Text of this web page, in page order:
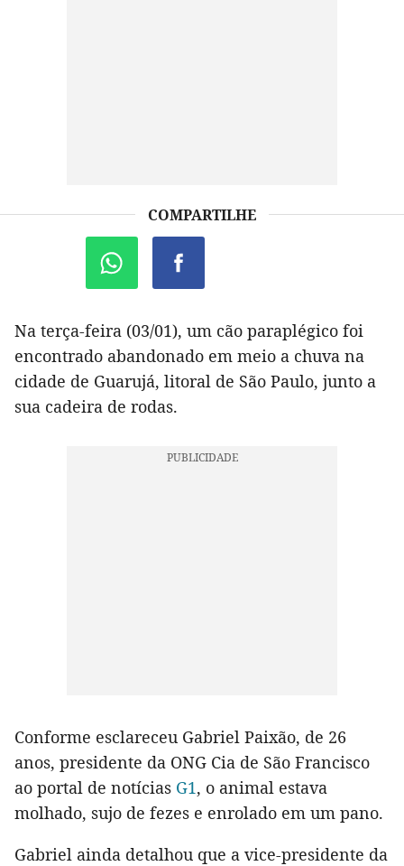
COMPARTILHE
Na terça-feira (03/01), um cão paraplégico foi
encontrado abandonado em meio a chuva na
cidade de Guarujá, litoral de São Paulo, junto a
sua cadeira de rodas.
Conforme esclareceu Gabriel Paixão, de 26
anos, presidente da ONG Cia de São Francisco
ao portal de notícias G1, o animal estava
molhado, sujo de fezes e enrolado em um pano.
Gabriel ainda detalhou que a vice-presidente da